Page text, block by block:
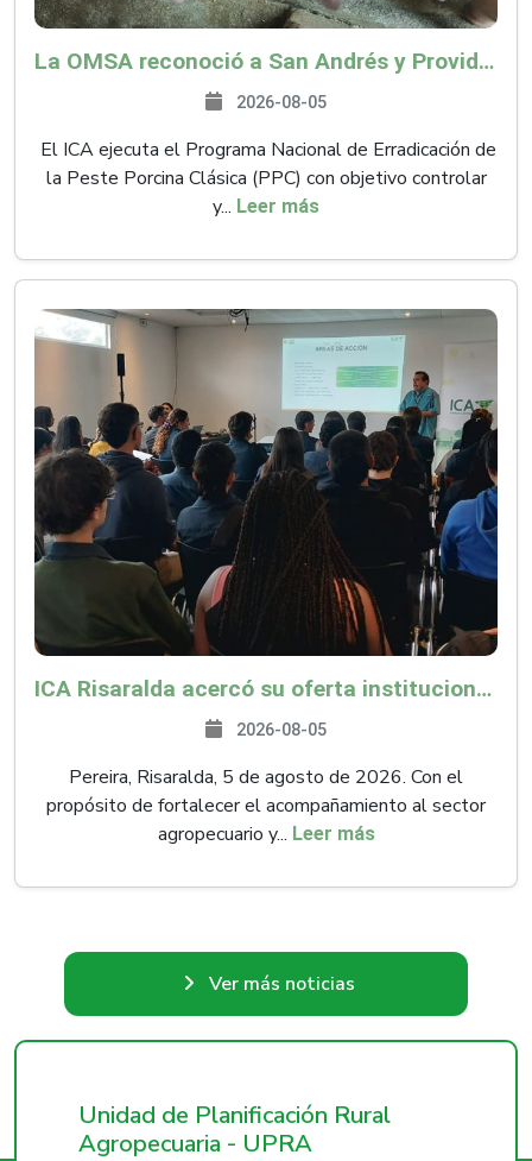
La OMSA reconoció a San Andrés y Providencia como zona libre de Peste Porcina Clásica (PPC)
2026-08-05
El ICA ejecuta el Programa Nacional de Erradicación de
la Peste Porcina Clásica (PPC) con objetivo controlar
y... Leer más
ICA Risaralda acercó su oferta institucional a productores y emprendedores en Expocamello
2026-08-05
Pereira, Risaralda, 5 de agosto de 2026. Con el
propósito de fortalecer el acompañamiento al sector
agropecuario y... Leer más
Ver más noticias
Unidad de Planificación Rural
Agropecuaria - UPRA